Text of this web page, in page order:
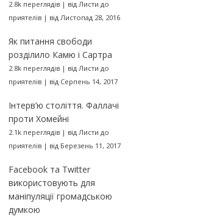
2.8k переглядів| від Листи до
приятелів| від Листопад 28, 2016
Як питання свободи
розділило Камю і Сартра
2.8k переглядів| від Листи до
приятелів| від Серпень 14, 2017
Інтерв’ю століття. Фаллачі
проти Хомейні
2.1k переглядів| від Листи до
приятелів| від Березень 11, 2017
Facebook та Twitter
використовують для
маніпуляції громадською
думкою